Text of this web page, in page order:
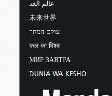
عالم الغد
未来世界
עולם המחר
कल का विश्व
МИР ЗАВТРА
DUNIA WA KESHO